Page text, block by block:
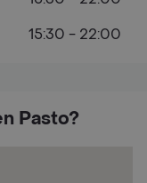
Pasto?
15:30 - 22:00